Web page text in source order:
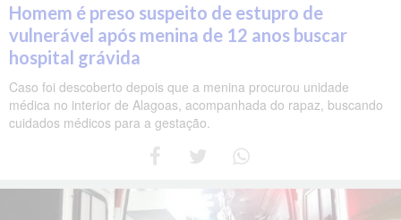
Homem é preso suspeito de estupro de
vulnerável após menina de 12 anos buscar
hospital grávida
Caso foi descoberto depois que a menina procurou unidade
médica no interior de Alagoas, acompanhada do rapaz, buscando
cuidados médicos para a gestação.